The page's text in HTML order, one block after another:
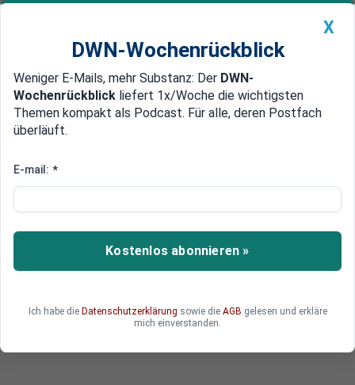
Newsticker MEIN DWN: Geldanlage Premium
Edelmetalle DWN-Magazin China
Diplomatischer Affront
Niederlande verweigern
türkischem Außenminister
Landeerlaubnis
Die Niederlande haben dem türkischen
einem Werbeauftritt für das Präsidialsystem in
der Türkei verwehrt. Sein Flugzeug erhielt keine
X
DWN-Wochenrückblick
Weniger E-Mails, mehr Substanz: Der DWN-
Wochenrückblick liefert 1x/Woche die wichtigsten
Themen kompakt als Podcast. Für alle, deren Postfach
überläuft.
E-mail: *
Kostenlos abonnieren »
Ich habe die Datenschutzerklärung sowie die AGB gelesen und erkläre
mich einverstanden.